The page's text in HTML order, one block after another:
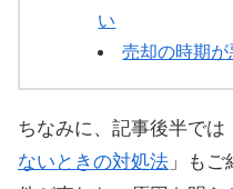
い
売却の時期が
ちなみに、記事後半では
ないときの対処法 」も